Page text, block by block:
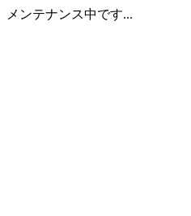
メンテナンス中です...